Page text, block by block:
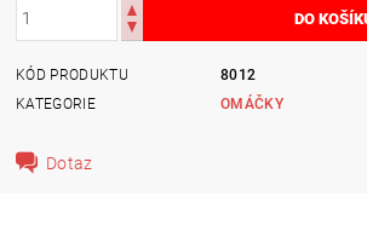
KÓD PRODUKTU
8012
KATEGORIE
OMÁČKY
Dotaz